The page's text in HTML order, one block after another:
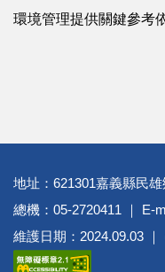
環境管理提供關鍵參考
地址：621301嘉義縣民
總機：05-2720411 ｜ E-
維護日期：2024.09.03